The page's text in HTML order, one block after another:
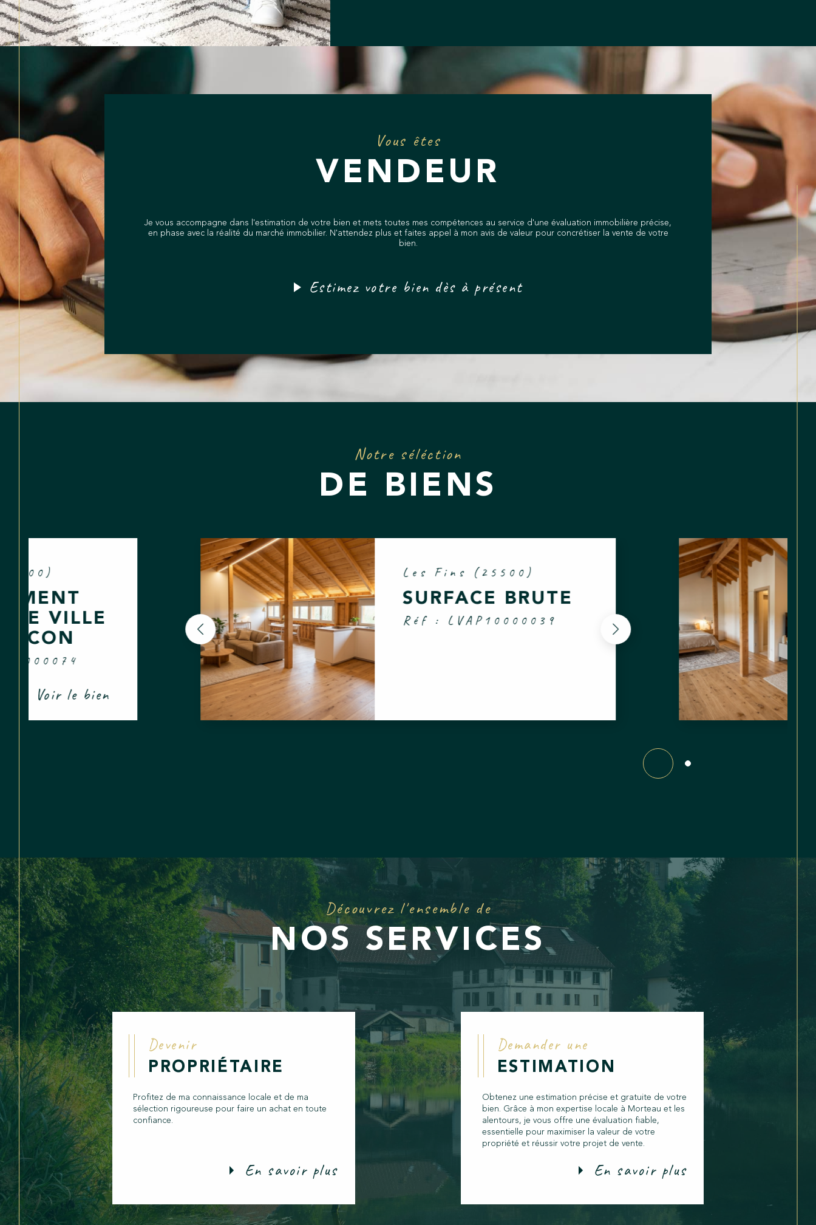
potentiels. Que ce soit pour une vente classique ou une vente en viager, je
vous offre un service sur mesure, en toute transparence.
CONTACTEZ-MOI À MORTEAU
àcontact@limmoduval.com
, ou venez me rencontrer directement à mon
agence au 20 avenue Charles de Gaulle, 25500 Morteau. Je serai ravi de
vous accompagner dans la réalisation de vos projets immobiliers.
Vous êtes
VENDEUR
Je vous accompagne dans l'estimation de votre bien et mets toutes mes compétences au service d'une évaluation immobilière précise,
en phase avec la réalité du marché immobilier. N'attendez plus et faites appel à mon avis de valeur pour concrétiser la vente de votre
bien.
Estimez votre bien dès à présent
Notre séléction
DE BIENS
BRUTE
Voir le bien
Les Fins (25500)
APPARTEMENT
T2
Le
s
Gr
as
(2
57
90
)
A
M
E
U
F
A
V
E
N
Découvrez l'ensemble de
NOS SERVICES
Devenir
PROPRIÉTAIRE
Profitez de ma connaissance locale et de ma
sélection rigoureuse pour faire un achat en toute
confiance.
En savoir plus
Demander une
ESTIMATION
Obtenez une estimation précise et gratuite de votre
bien. Grâce à mon expertise locale à Morteau et les
alentours, je vous offre une évaluation fiable,
essentielle pour maximiser la valeur de votre
propriété et réussir votre projet de vente.
En savoir plus